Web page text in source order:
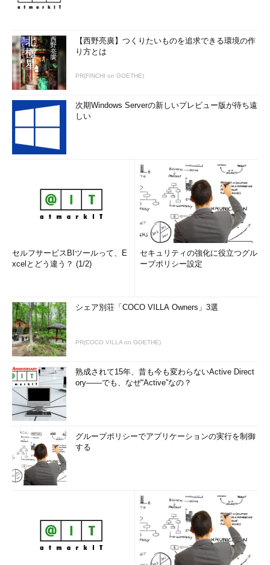
【西野亮廣】つくりたいものを追求できる環境の作
り方とは
PR(FINCHI on GOETHE)
次期Windows Serverの新しいプレビュー版が待ち遠
しい
セルフサービスBIツールって、E
xcelとどう違う？ (1/2)
セキュリティの強化に役立つグル
ープポリシー設定
シェア別荘「COCO VILLA Owners」3選
PR(COCO VILLA on GOETHE)
熟成されて15年、昔も今も変わらないActive Direct
ory――でも、なぜ“Active”なの？
グループポリシーでアプリケーションの実行を制御
する